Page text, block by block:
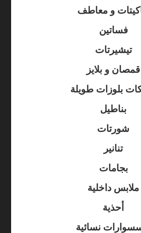
و معاطف
فساتين
تيشيرتات
قمصان و بلايز
بلوزات طويلة
بناطيل
شورتات
تنانير
بجامات
ملابس داخلية
أحذية
نسائية